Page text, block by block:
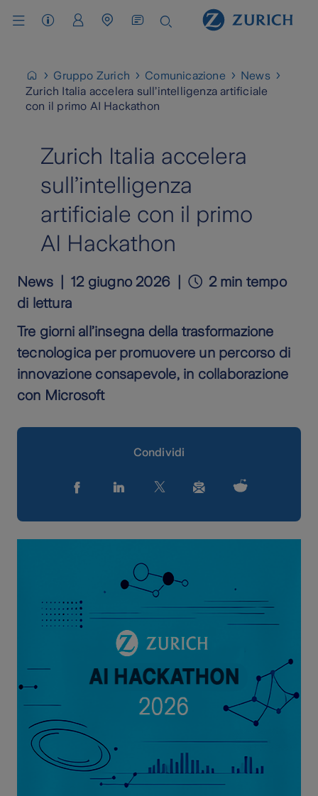
Gruppo Zurich Comunicazione
News
Zurich Italia accelera sull’intelligenza artificiale
con il primo AI Hackathon
Zurich Italia accelera
sull’intelligenza
artificiale con il primo
AI Hackathon
News 12 giugno 2026
2 min tempo
di lettura
Tre giorni all’insegna della trasformazione
tecnologica per promuovere un percorso di
innovazione consapevole, in collaborazione
con Microsoft
Condividi